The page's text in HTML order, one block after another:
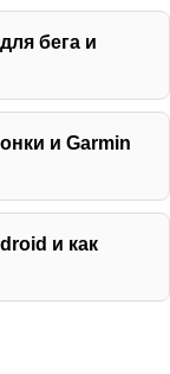
бега и
и Garmin
и как